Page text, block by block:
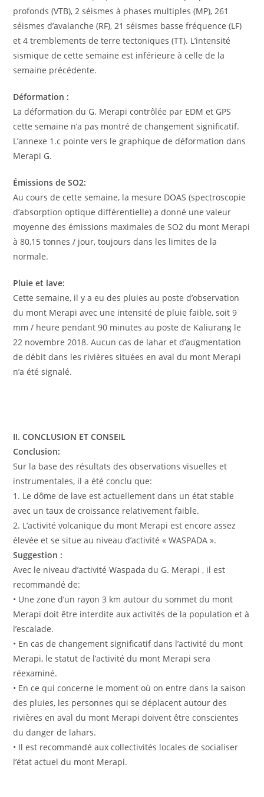
profonds (VTB), 2 séismes à phases multiples (MP), 261
séismes d’avalanche (RF), 21 séismes basse fréquence (LF)
et 4 tremblements de terre tectoniques (TT). L’intensité
sismique de cette semaine est inférieure à celle de la
semaine précédente.
Déformation :
La déformation du G. Merapi contrôlée par EDM et GPS
cette semaine n’a pas montré de changement significatif.
L’annexe 1.c pointe vers le graphique de déformation dans
Merapi G.
Émissions de SO2:
Au cours de cette semaine, la mesure DOAS (spectroscopie
d’absorption optique différentielle) a donné une valeur
moyenne des émissions maximales de SO2 du mont Merapi
à 80,15 tonnes / jour, toujours dans les limites de la
normale.
Pluie et lave:
Cette semaine, il y a eu des pluies au poste d’observation
du mont Merapi avec une intensité de pluie faible, soit 9
mm / heure pendant 90 minutes au poste de Kaliurang le
22 novembre 2018. Aucun cas de lahar et d’augmentation
de débit dans les rivières situées en aval du mont Merapi
n’a été signalé.
II. CONCLUSION ET CONSEIL
Conclusion:
Sur la base des résultats des observations visuelles et
instrumentales, il a été conclu que:
1. Le dôme de lave est actuellement dans un état stable
avec un taux de croissance relativement faible.
2. L’activité volcanique du mont Merapi est encore assez
élevée et se situe au niveau d’activité « WASPADA ».
Suggestion :
Avec le niveau d’activité Waspada du G. Merapi , il est
recommandé de:
• Une zone d’un rayon 3 km autour du sommet du mont
Merapi doit être interdite aux activités de la population et à
l’escalade.
• En cas de changement significatif dans l’activité du mont
Merapi, le statut de l’activité du mont Merapi sera
réexaminé.
• En ce qui concerne le moment où on entre dans la saison
des pluies, les personnes qui se déplacent autour des
rivières en aval du mont Merapi doivent être conscientes
du danger de lahars.
• Il est recommandé aux collectivités locales de socialiser
l’état actuel du mont Merapi.